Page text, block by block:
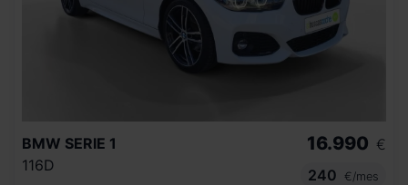
BMW SERIE 1
116D
16.990 €
240
€/mes